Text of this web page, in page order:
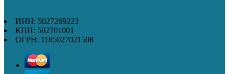
ИНН: 5027269223
КПП: 502701001
ОГРН: 1185027021508